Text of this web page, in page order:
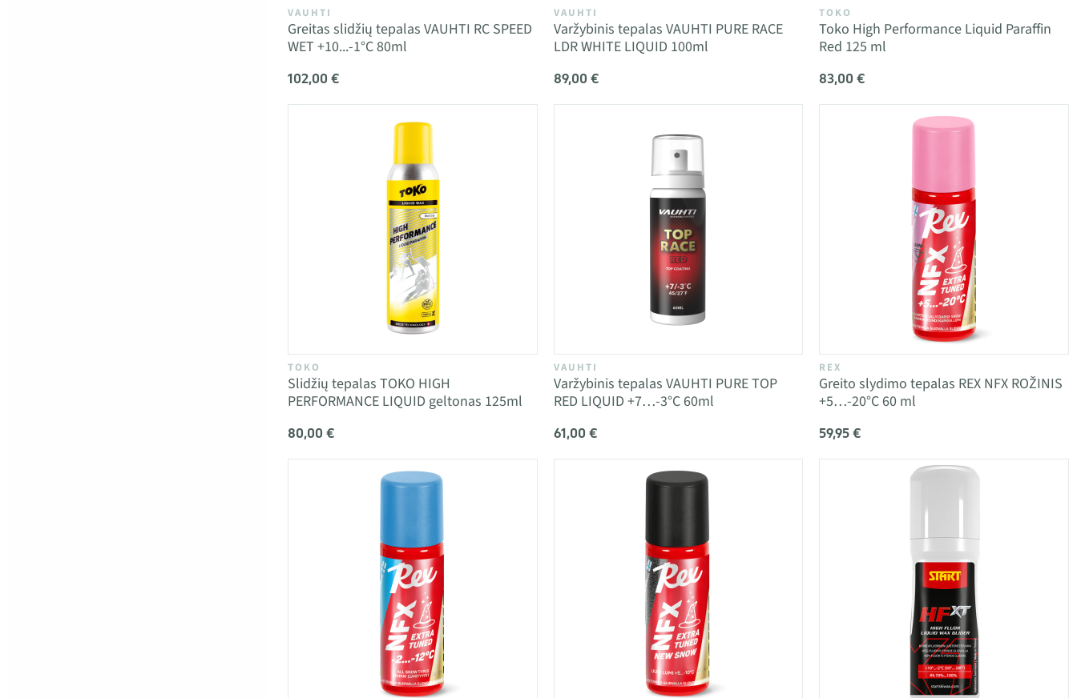
VAUHTI
Greitas slidžių tepalas VAUHTI RC SPEED
WET +10...-1°C 80ml
102,00 €
VAUHTI
Varžybinis tepalas VAUHTI PURE RACE
LDR WHITE LIQUID 100ml
89,00 €
TOKO
Toko High Performance Liquid Paraffin
Red 125 ml
83,00 €
TOKO
Slidžių tepalas TOKO HIGH
PERFORMANCE LIQUID geltonas 125ml
80,00 €
VAUHTI
Varžybinis tepalas VAUHTI PURE TOP
RED LIQUID +7…-3°C 60ml
61,00 €
REX
Greito slydimo tepalas REX NFX ROŽINIS
+5…-20°C 60 ml
59,95 €